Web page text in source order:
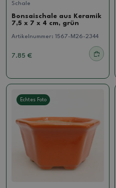
Schale
Bonsaischale aus Keramik
7,5 x 7 x 4 cm, grün
Artikelnummer: 1567-M26-2344
7.85 €
Echtes Foto